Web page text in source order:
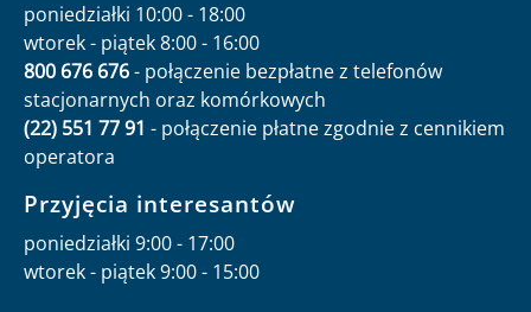
poniedziałki 10:00 - 18:00
wtorek - piątek 8:00 - 16:00
800 676 676- połączenie bezpłatne z telefonów
stacjonarnych oraz komórkowych
(22) 551 77 91 - połączenie płatne zgodnie z cennikiem
operatora
Przyjęcia interesantów
poniedziałki 9:00 - 17:00
wtorek - piątek 9:00 - 15:00